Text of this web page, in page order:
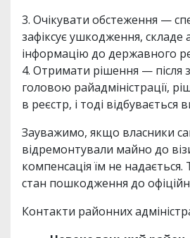
3. Очікувати обстеження —
зафіксує ушкодження, складе
інформацію до державного
4. Отримати рішення — після
головою райадміністрації,
в реєстр, і тоді відбувається
Зауважимо, якщо власники
відремонтували майно до
компенсація їм не надається.
стан пошкодження до
Контакти районних